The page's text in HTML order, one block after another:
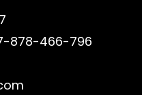
878-466-796